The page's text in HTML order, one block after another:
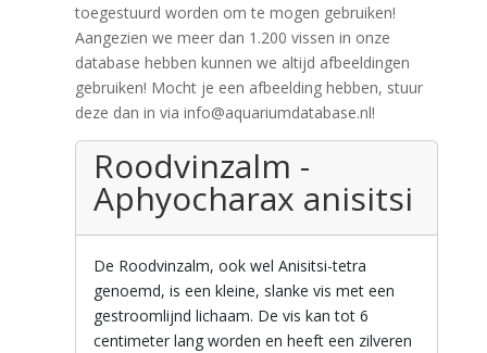
toegestuurd worden om te mogen gebruiken!
Aangezien we meer dan 1.200 vissen in onze
database hebben kunnen we altijd afbeeldingen
gebruiken! Mocht je een afbeelding hebben, stuur
deze dan in via info@aquariumdatabase.nl!
Roodvinzalm -
Aphyocharax anisitsi
De Roodvinzalm, ook wel Anisitsi-tetra
genoemd, is een kleine, slanke vis met een
gestroomlijnd lichaam. De vis kan tot 6
centimeter lang worden en heeft een zilveren